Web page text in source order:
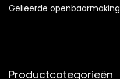
Gelieerde openbaarmaking
Productcategorieën